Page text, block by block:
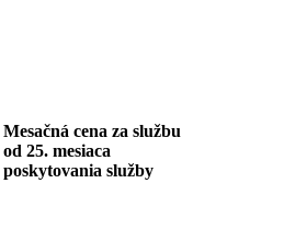
Mesačná cena za službu
od 25. mesiaca
poskytovania služby